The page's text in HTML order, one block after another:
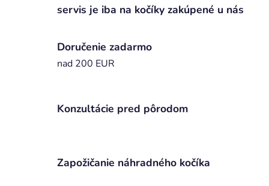
servis je iba na kočíky zakúpené u nás
Doručenie zadarmo
nad 200 EUR
Konzultácie pred pôrodom
Zapožičanie náhradného kočíka